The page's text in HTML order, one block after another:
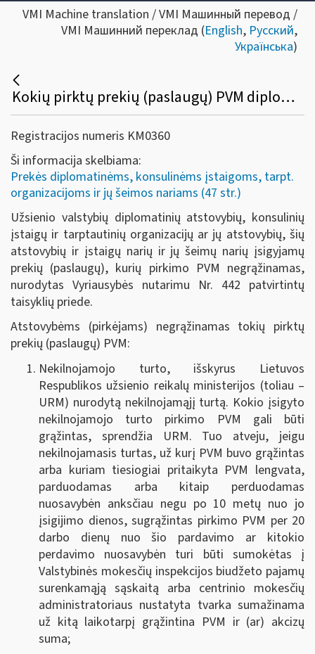
VMI Machine translation / VMI Машинный перевод /
VMI Машинний переклад (English, Русский,
Українська)
Kokių pirktų prekių (paslaugų) PVM diplomatinėms atstovybėms, konsulinėms įstaigoms ir tarptautinėms organizacijoms ar jų atstovybėms negali būti grąžinamas?
Registracijos numeris KM0360
Ši informacija skelbiama:
Prekės diplomatinėms, konsulinėms įstaigoms, tarpt.
organizacijoms ir jų šeimos nariams (47 str.)
Užsienio valstybių diplomatinių atstovybių, konsulinių
įstaigų ir tarptautinių organizacijų ar jų atstovybių, šių
atstovybių ir įstaigų narių ir jų šeimų narių įsigyjamų
prekių (paslaugų), kurių pirkimo PVM negrąžinamas,
nurodytas Vyriausybės nutarimu Nr. 442 patvirtintų
taisyklių priede.
Atstovybėms (pirkėjams) negrąžinamas tokių pirktų
prekių (paslaugų) PVM:
Nekilnojamojo turto, išskyrus Lietuvos
Respublikos užsienio reikalų ministerijos (toliau –
URM) nurodytą nekilnojamąjį turtą. Kokio įsigyto
nekilnojamojo turto pirkimo PVM gali būti
grąžintas, sprendžia URM. Tuo atveju, jeigu
nekilnojamasis turtas, už kurį PVM buvo grąžintas
arba kuriam tiesiogiai pritaikyta PVM lengvata,
parduodamas arba kitaip perduodamas
nuosavybėn anksčiau negu po 10 metų nuo jo
įsigijimo dienos, sugrąžintas pirkimo PVM per 20
darbo dienų nuo šio pardavimo ar kitokio
perdavimo nuosavybėn turi būti sumokėtas į
Valstybinės mokesčių inspekcijos biudžeto pajamų
surenkamąją sąskaitą arba centrinio mokesčių
administratoriaus nustatyta tvarka sumažinama
už kitą laikotarpį grąžintina PVM ir (ar) akcizų
suma;